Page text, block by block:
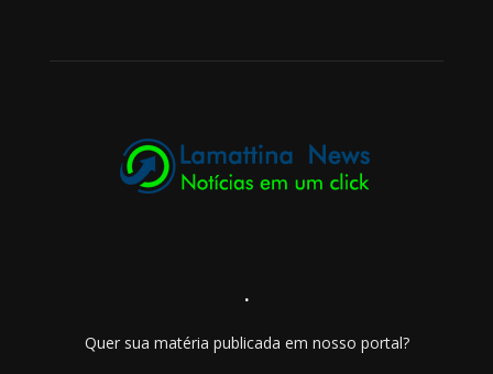
.
Quer sua matéria publicada em nosso portal?